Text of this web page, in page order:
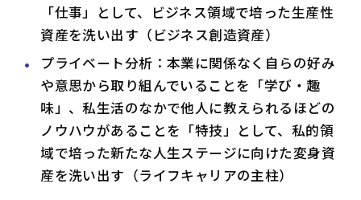
「仕事」として、ビジネス領域で培った生産性
資産を洗い出す（ビジネス創造資産）
プライベート分析：本業に関係なく自らの好み
や意思から取り組んでいることを「学び・趣
味」、私生活のなかで他人に教えられるほどの
ノウハウがあることを「特技」として、私的領
域で培った新たな人生ステージに向けた変身資
産を洗い出す（ライフキャリアの主柱）